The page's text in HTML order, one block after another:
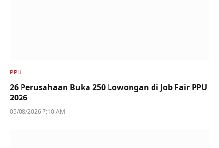
PPU
26 Perusahaan Buka 250 Lowongan di Job Fair PPU
2026
05/08/2026 7:10 AM